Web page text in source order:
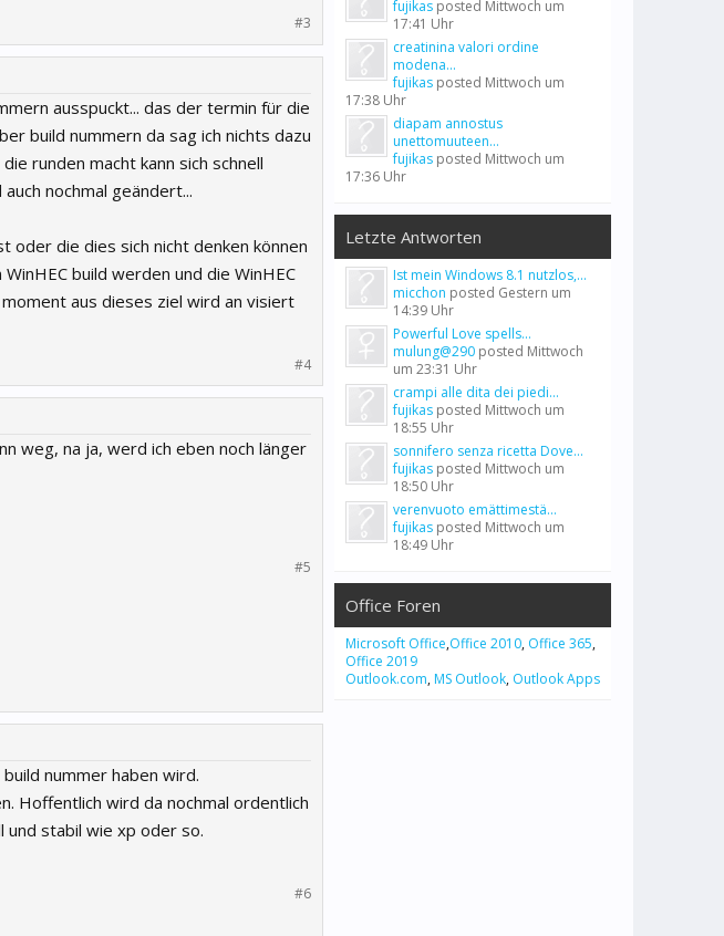
#3
ausspuckt... das der termin für die
build nummern da sag ich nichts dazu
runden macht kann sich schnell
nochmal geändert...
oder die dies sich nicht denken können
build werden und die WinHEC
aus dieses ziel wird an visiert
#4
weg, na ja, werd ich eben noch länger
#5
nummer haben wird.
Hoffentlich wird da nochmal ordentlich
und stabil wie xp oder so.
#6
fujikas posted Mittwoch um
17:41 Uhr
creatinina valori ordine
modena...
fujikas posted Mittwoch um
17:38 Uhr
diapam annostus
unettomuuteen...
fujikas posted Mittwoch um
17:36 Uhr
Letzte Antworten
Ist mein Windows 8.1 nutzlos,...
micchon posted Gestern um
14:39 Uhr
Powerful Love spells...
mulung@290 posted Mittwoch
um 23:31 Uhr
crampi alle dita dei piedi...
fujikas posted Mittwoch um
18:55 Uhr
sonnifero senza ricetta Dove...
fujikas posted Mittwoch um
18:50 Uhr
verenvuoto emättimestä...
fujikas posted Mittwoch um
18:49 Uhr
Office Foren
Microsoft Office,Office 2010, Office 365,
Office 2019
Outlook.com, MS Outlook, Outlook Apps